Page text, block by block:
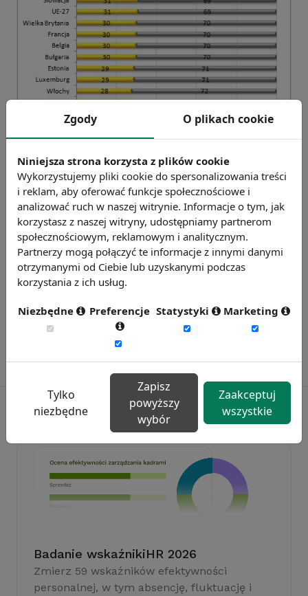
Opracowanie Sedlak&Sedlak na podstawie danych Eurostat-u
Badanie wskaźnikiHR 2026
Zmierz 59 wskaźników efektywności
personalnej, w tym absencję, fluktuację i
Zgody O plikach cookie
Niniejsza strona korzysta z plików cookie
Wykorzystujemy pliki cookie do spersonalizowania treści
i reklam, aby oferować funkcje społecznościowe i
analizować ruch w naszej witrynie. Informacje o tym, jak
korzystasz z naszej witryny, udostępniamy partnerom
społecznościowym, reklamowym i analitycznym.
Partnerzy mogą połączyć te informacje z innymi danymi
otrzymanymi od Ciebie lub uzyskanymi podczas
korzystania z ich usług.
Niezbędne Preferencje Statystyki Marketing
Tylko
niezbędne
Zapisz
powyższy
wybór
Zaakceptuj
wszystkie